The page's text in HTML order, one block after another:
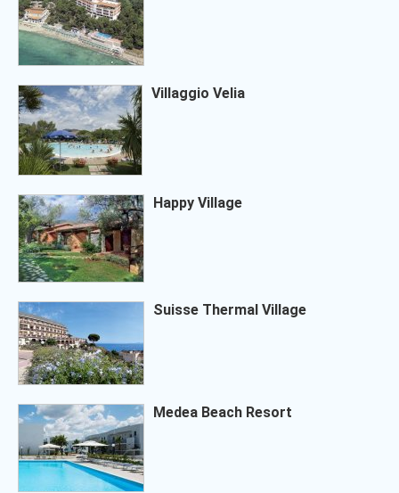
Villaggio Velia
Happy Village
Suisse Thermal Village
Medea Beach Resort